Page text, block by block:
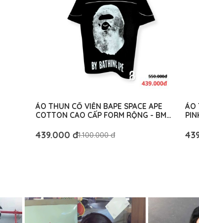
ÁO THUN CỔ VIỀN BAPE SPACE APE
COTTON CAO CẤP FORM RỘNG - BM
439.000 đ1.100.000 đ
ÁO